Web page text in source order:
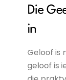
Die
in
Geloof is
geloof is